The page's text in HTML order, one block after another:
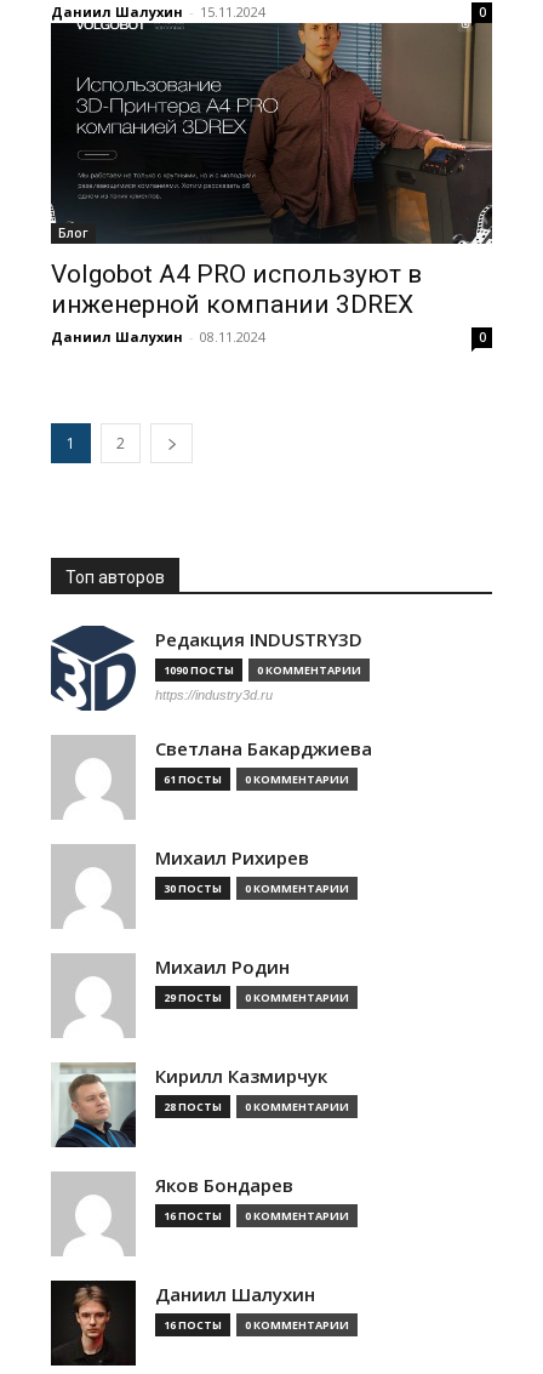
Даниил Шалухин - 15.11.2024 0
Блог
Volgobot A4 PRO используют в
инженерной компании 3DREX
Даниил Шалухин - 08.11.2024 0
1 2
Топ авторов
Редакция INDUSTRY3D
1090 ПОСТЫ 0 КОММЕНТАРИИ
https://industry3d.ru
Светлана Бакарджиева
61 ПОСТЫ 0 КОММЕНТАРИИ
Михаил Рихирев
30 ПОСТЫ 0 КОММЕНТАРИИ
Михаил Родин
29 ПОСТЫ 0 КОММЕНТАРИИ
Кирилл Казмирчук
28 ПОСТЫ 0 КОММЕНТАРИИ
Яков Бондарев
16 ПОСТЫ 0 КОММЕНТАРИИ
Даниил Шалухин
16 ПОСТЫ 0 КОММЕНТАРИИ